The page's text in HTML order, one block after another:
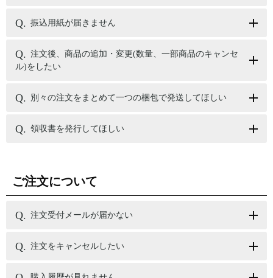
振込用紙が届きません
注文後、商品の追加・変更(数量、一部商品のキャンセ
ル)をしたい
別々の注文をまとめて一つの梱包で発送してほしい
領収書を発行してほしい
ご注文について
注文受付メールが届かない
注文をキャンセルしたい